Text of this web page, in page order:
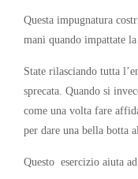
Questa impugnatura
mani quando impattate la
State rilasciando tutta
sprecata. Quando si
come una volta fare
per dare una bella botta
Questo esercizio aiuta